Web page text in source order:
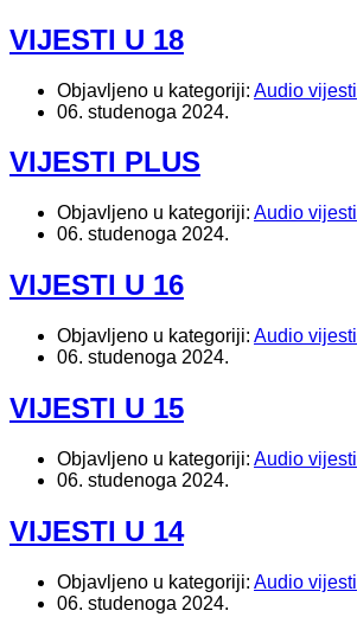
VIJESTI U 18
Objavljeno u kategoriji: Audio vijesti
06. studenoga 2024.
VIJESTI PLUS
Objavljeno u kategoriji: Audio vijesti
06. studenoga 2024.
VIJESTI U 16
Objavljeno u kategoriji: Audio vijesti
06. studenoga 2024.
VIJESTI U 15
Objavljeno u kategoriji: Audio vijesti
06. studenoga 2024.
VIJESTI U 14
Objavljeno u kategoriji: Audio vijesti
06. studenoga 2024.